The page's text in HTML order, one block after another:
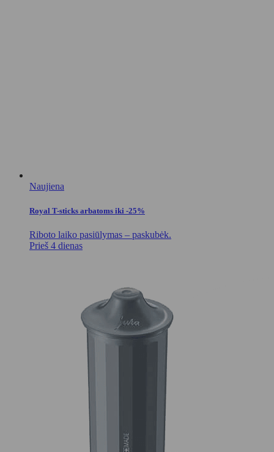
Naujiena
Royal T-sticks arbatoms iki -25%
Riboto laiko pasiūlymas – paskubėk.
Prieš 4 dienas